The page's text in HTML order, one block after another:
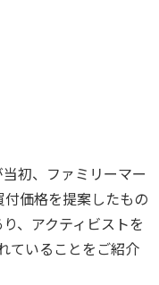
当初、ファミリーマー
価格を提案したもの
、アクティビストを
ていることをご紹介